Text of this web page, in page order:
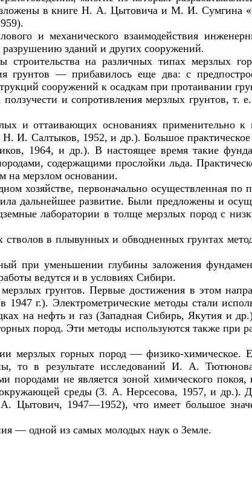
в книге Н. А. Цытовича и М. И. Сумгина
и механического взаимодействия
зданий и других сооружений.
строительства на различных типах мерзлых
грунтов — прибавилось еще два: с
сооружений к осадкам при протаивании
и сопротивления мерзлых грунтов,
и оттаивающих основаниях применительно к
Салтыков, 1952, и др.). Большое практическое
1964, и др.). В настоящее время такие
содержащими прослойки льда.
на мерзлом основании.
хозяйстве, первоначально осуществленная
дальнейшее развитие. Были предложены и
лаборатории в толще мерзлых пород с
в плывунных и обводненных грунтах
при уменьшении глубины заложения
ведутся и в условиях Сибири.
мерзлых грунтов. Первые достижения в этом
г.). Электрометрические методы стали
на нефть и газ (Западная Сибирь, Якутия и
пород. Эти методы используются также при
мерзлых горных пород — физико-химическое.
то в результате исследований И. А.
не является зоной химического
среды (3. А. Нерсесова, 1957, и др.).
Цытович, 1947—1952), что имеет большое
— одной из самых молодых наук о Земле.